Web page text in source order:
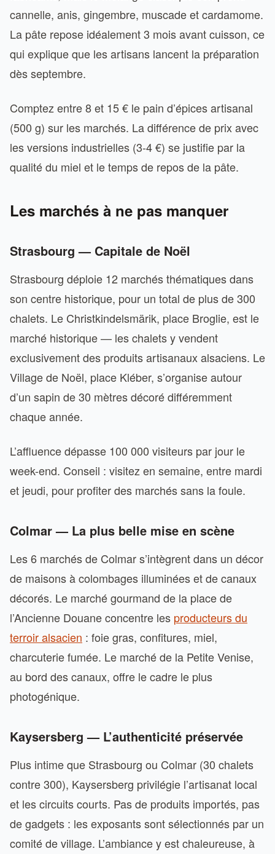
cannelle, anis, gingembre, muscade et cardamome.
La pâte repose idéalement 3 mois avant cuisson, ce
qui explique que les artisans lancent la préparation
dès septembre.
Comptez entre 8 et 15 € le pain d’épices artisanal
(500 g) sur les marchés. La différence de prix avec
les versions industrielles (3-4 €) se justifie par la
qualité du miel et le temps de repos de la pâte.
Les marchés à ne pas manquer
Strasbourg — Capitale de Noël
Strasbourg déploie 12 marchés thématiques dans
son centre historique, pour un total de plus de 300
chalets. Le Christkindelsmärik, place Broglie, est le
marché historique — les chalets y vendent
exclusivement des produits artisanaux alsaciens. Le
Village de Noël, place Kléber, s’organise autour
d’un sapin de 30 mètres décoré différemment
chaque année.
L’affluence dépasse 100 000 visiteurs par jour le
week-end. Conseil : visitez en semaine, entre mardi
et jeudi, pour profiter des marchés sans la foule.
Colmar — La plus belle mise en scène
Les 6 marchés de Colmar s’intègrent dans un décor
de maisons à colombages illuminées et de canaux
décorés. Le marché gourmand de la place de
l’Ancienne Douane concentre les producteurs du
terroir alsacien : foie gras, confitures, miel,
charcuterie fumée. Le marché de la Petite Venise,
au bord des canaux, offre le cadre le plus
photogénique.
Kaysersberg — L’authenticité préservée
Plus intime que Strasbourg ou Colmar (30 chalets
contre 300), Kaysersberg privilégie l’artisanat local
et les circuits courts. Pas de produits importés, pas
de gadgets : les exposants sont sélectionnés par un
comité de village. L’ambiance y est chaleureuse, à